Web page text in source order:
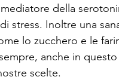
della
stress. Inoltre una
lo zucchero e le
anche in
scelte.